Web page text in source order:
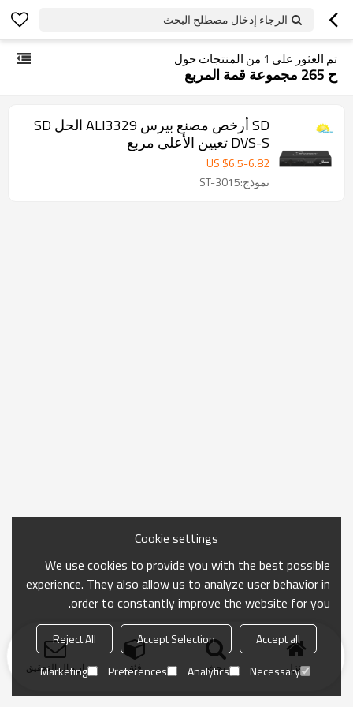
الرجاء إدخال مصطلح البحث
تم العثور على 1 من المنتجات حول
ح 265 مجموعة قمة المربع
SD أرخص مصنع بيرس ALI3329 الحل SD
DVS-S تعيين الأعلى مربع
US $6.5-6.82
نموذج:ST-3015
منزل بحث فئة ارسال التحقيق
Cookie settings
We use cookies to provide you with the best possible
experience. They also allow us to analyze user behavior in
order to constantly improve the website for you.
Accept all
Accept Selection
Reject All
Necessary
Analytics
Preferences
Marketing